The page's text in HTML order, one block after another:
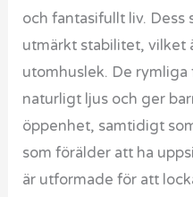
och fantasifullt liv.
utmärkt stabilitet, vilket
utomhuslek. De rymliga
naturligt ljus och ger
öppenhet, samtidigt
som förälder att ha
är utformade för att